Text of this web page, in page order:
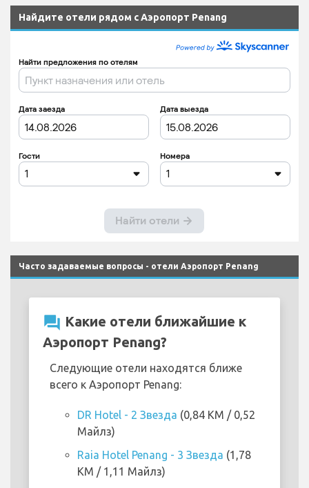
Найдите отели рядом с Аэропорт Penang
Часто задаваемые вопросы - отели Аэропорт Penang
question_answer Какие отели ближайшие к
Аэропорт Penang?
Следующие отели находятся ближе
всего к Аэропорт Penang:
DR Hotel - 2 Звезда (0,84 KM / 0,52
Майлз)
Raia Hotel Penang - 3 Звезда (1,78
KM / 1,11 Майлз)